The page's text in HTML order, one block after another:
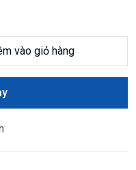
vào giỏ hàng